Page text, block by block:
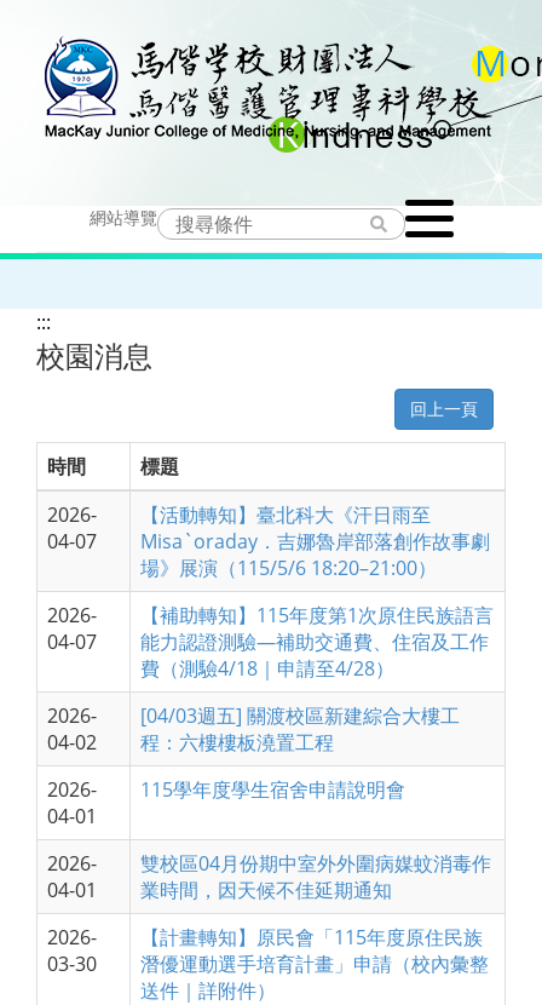
容
網站導覽
Toggle
navigation
:::
校園消息
回上一頁
時間
標題
2026-
04-07
【活動轉知】臺北科大《汗日雨至
Misa`oraday．吉娜魯岸部落創作故事劇
場》展演（115/5/6 18:20–21:00）
2026-
04-07
【補助轉知】115年度第1次原住民族語言
能力認證測驗—補助交通費、住宿及工作
費（測驗4/18｜申請至4/28）
2026-
04-02
[04/03週五] 關渡校區新建綜合大樓工
程：六樓樓板澆置工程
2026-
04-01
115學年度學生宿舍申請說明會
2026-
04-01
雙校區04月份期中室外外圍病媒蚊消毒作
業時間，因天候不佳延期通知
2026-
03-30
【計畫轉知】原民會「115年度原住民族
潛優運動選手培育計畫」申請（校內彙整
送件｜詳附件）